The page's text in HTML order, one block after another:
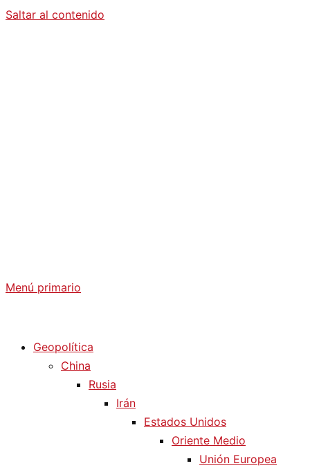
Saltar al contenido
Menú primario
Geopolítica
China
Rusia
Irán
Estados Unidos
Oriente Medio
Unión Europea